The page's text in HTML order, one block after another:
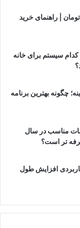
گرافیک زیر 50 میلیون تومان | راهنمای خرید
سیستم برای خانه
چگونه بهترین برنامه
مناسب در سال
۲۰۲۵ و ترفندهای کاربردی افزایش طول